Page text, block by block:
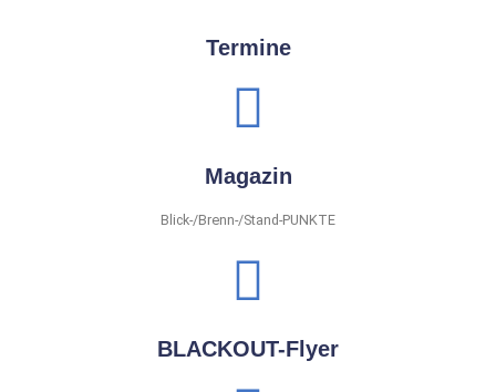
Termine
Magazin
Blick-/Brenn-/Stand-PUNKTE
BLACKOUT-Flyer